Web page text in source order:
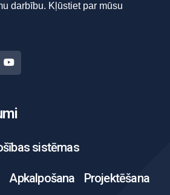
darbību. Kļūstiet par mūsu
sistēmas
Apkalpošana Projektēšana